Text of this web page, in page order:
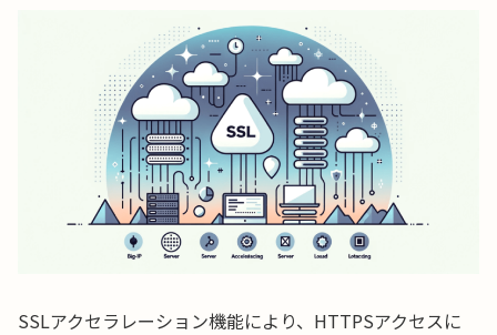
SSLアクセラレーション機能により、HTTPSアクセスに